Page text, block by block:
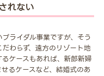
れない
ライダル事業ですが、そう
わらず、遠方のリゾート地
ケースもあれば、新郎新婦
るケースなど、結婚式のあ